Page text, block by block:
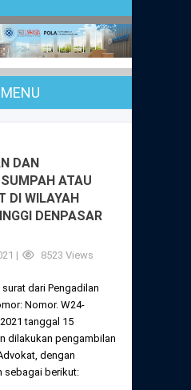
Sejarah
Hukum
Dasar
Domisili Anggota
Perpindahan Domisili
PKPA
UPA
Magang
Sumpah
Pusat
Kehormatan Pusat
Pengawas
Pusat
Daerah
Pelaksanaan
Standing (COGS)
DAN
ATAU
DI WILAYAH
DENPASAR
| 8523 Views
dari Pengadilan
Nomor. W24-
tanggal 15
dilakukan pengambilan
dengan
sebagai berikut: